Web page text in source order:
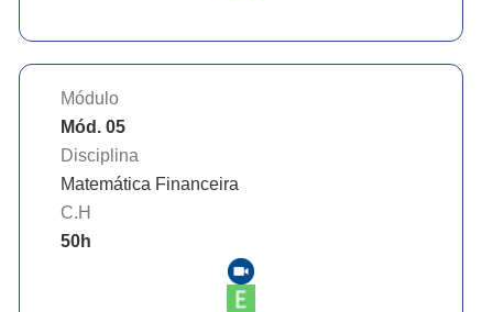
Módulo
Mód. 05
Disciplina
Matemática Financeira
C.H
50h